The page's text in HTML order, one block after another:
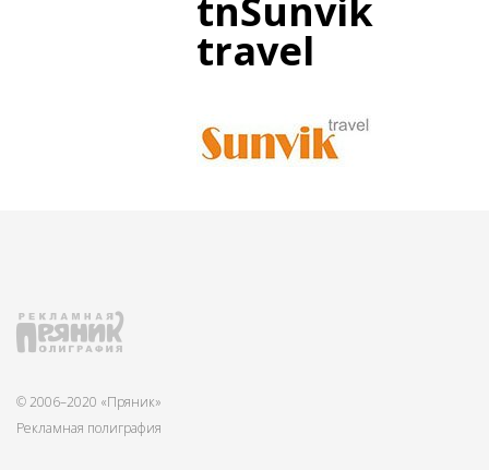
tnSunvik
travel
© 2006–2020 «Пряник»
Рекламная полиграфия